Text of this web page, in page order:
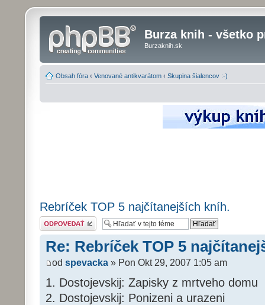
Burza knih - všetko
Burzaknih.sk
Obsah fóra ‹ Venované antikvarátom ‹ Skupina šialencov :-)
Rebríček TOP 5 najčítanejších kníh.
Odoslať odpoveď
Re: Rebríček TOP 5
od spevacka » Pon Okt 29, 2007 1:05 am
1. Dostojevskij: Zapisky z mrtveho domu
2. Dostojevskij: Ponizeni a urazeni